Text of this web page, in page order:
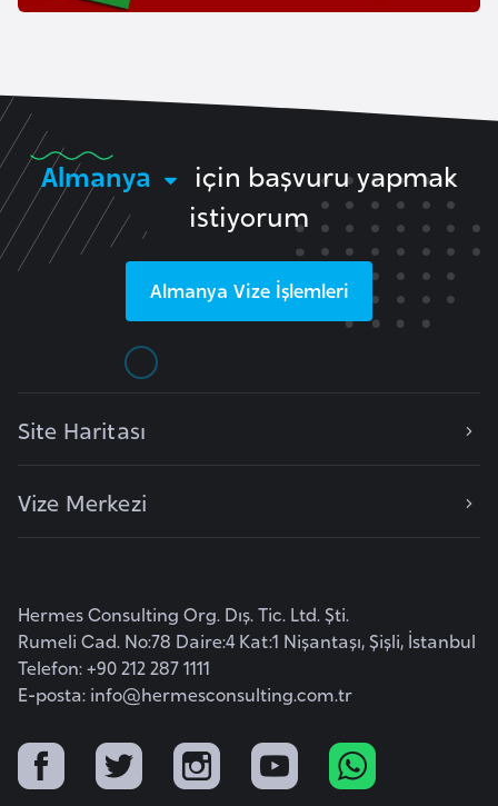
Almanya
için başvuru yapmak
istiyorum
Almanya Vize İşlemleri
Site Haritası
Vize Merkezi
Hermes Consulting Org. Dış. Tic. Ltd. Şti.
Rumeli Cad. No:78 Daire:4 Kat:1 Nişantaşı, Şişli, İstanbul
Telefon: +90 212 287 1111
E-posta: info@hermesconsulting.com.tr
n
s
t
o
n
y
a
o
a
i
l
d
i
i
S